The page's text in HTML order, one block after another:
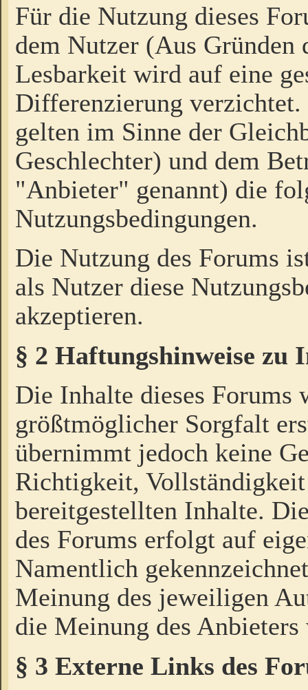
Für die Nutzung dieses
dem Nutzer (Aus Gründen
Lesbarkeit wird auf eine
Differenzierung
gelten im Sinne der
Geschlechter) und dem
"Anbieter" genannt) die
Nutzungsbedingungen.
Die Nutzung des Forums
als Nutzer diese
akzeptieren.
§ 2 Haftungshinweise zu
Die Inhalte dieses Forums
größtmöglicher Sorgfalt
übernimmt jedoch keine
Richtigkeit,
bereitgestellten Inhalte.
des Forums erfolgt auf
Namentlich
Meinung des jeweiligen
die Meinung des Anbieters
§ 3 Externe Links des